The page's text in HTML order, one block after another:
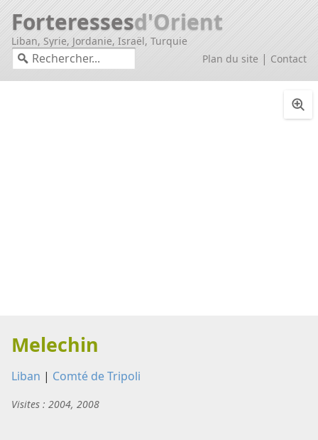
Forteressesd'Orient
Liban, Syrie, Jordanie, Israël, Turquie
Plan du site | Contact
Melechin
Liban | Comté de Tripoli
Visites : 2004, 2008